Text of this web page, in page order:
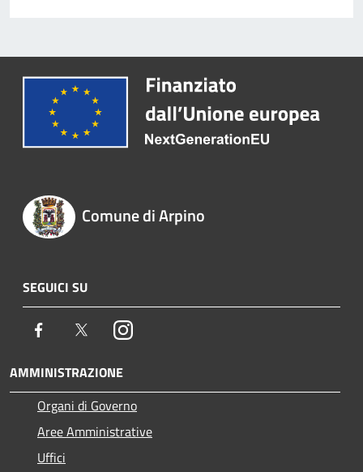
Comune di Arpino
SEGUICI SU
Facebook TwitterInstagram
AMMINISTRAZIONE
Organi di Governo
Aree Amministrative
Uffici